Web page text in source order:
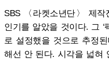
SBS 〈라켓소년단〉 제작
인기를 알았을 것이다. 그 ‘
로 설정했을 것으로 추정
해선 안 된다. 시각을 넓혀